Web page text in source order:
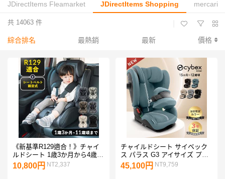
JDirectItems Fleamarket JDirectItems Shopping mercari
共 14063 件
綜合排名 最熱銷 最新 價格
《新基準R129適合！》チャイ
ルドシート 1歳3か月から4歳頃
ジュニアシート 3歳から11歳頃
小学生 シートベルト式 5点式
10,800円 NT2,337
チャイルドシート サイベック
ス パラス G3 アイサイズ プラ
ス メッシュ ジュニアシート パ
ラスG3 cybex PALLAS
45,100円 NT9,759